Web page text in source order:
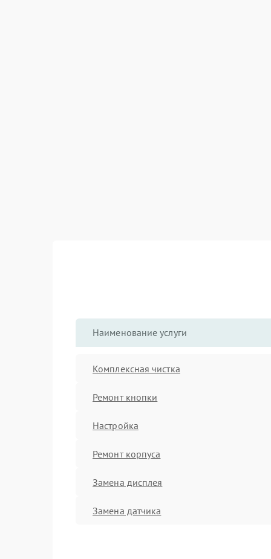
Наименование услуги
Комплексная чистка
Ремонт кнопки
Настройка
Ремонт корпуса
Замена дисплея
Замена датчика